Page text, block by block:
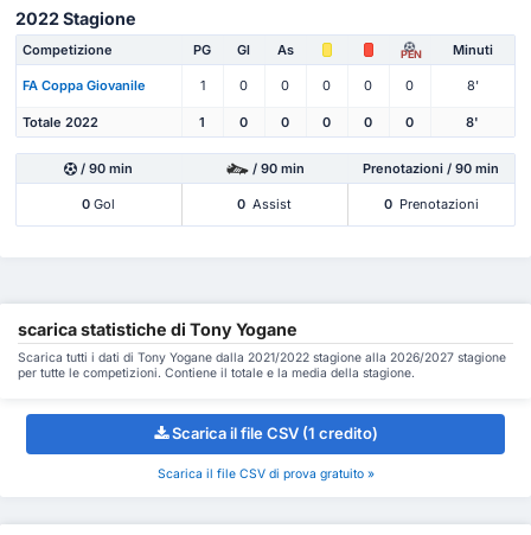
2022 Stagione
Competizione PG Gl As PEN Minuti
FA Coppa Giovanile 1 0 0 0 0 0 8'
Totale 2022 1 0 0 0 0 0 8'
/ 90 min / 90 min Prenotazioni / 90 min
0 Gol 0 Assist 0 Prenotazioni
scarica statistiche di Tony Yogane
Scarica tutti i dati di Tony Yogane dalla 2021/2022 stagione alla 2026/2027 stagione
per tutte le competizioni. Contiene il totale e la media della stagione.
Scarica il file CSV (1 credito)
Scarica il file CSV di prova gratuito »